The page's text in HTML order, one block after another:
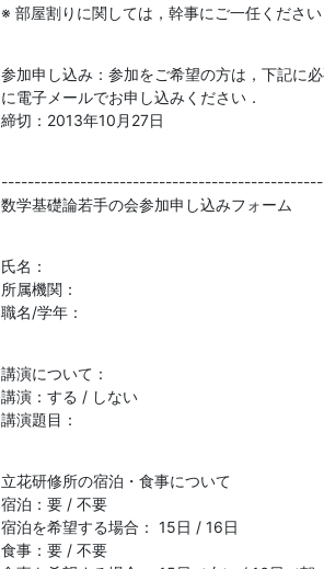
※ 部屋割りに関しては，幹事にご一任ください
参加申し込み：参加をご希望の方は，下記に
に電子メールでお申し込みください．
締切：2013年10月27日
数学基礎論若手の会参加申し込みフォーム
氏名：
所属機関：
職名/学年：
講演について：
講演：する / しない
講演題目：
立花研修所の宿泊・食事について
宿泊：要 / 不要
宿泊を希望する場合： 15日 / 16日
食事：要 / 不要